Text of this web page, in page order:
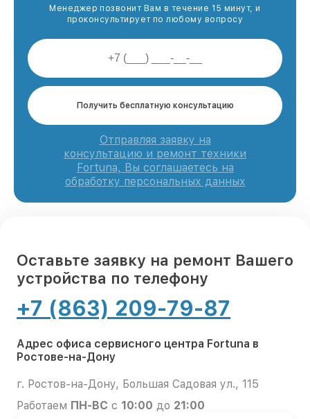
Менеджер позвонит Вам в течение 15 минут, и
проконсультирует по любому вопросу
Получить бесплатную консультацию
Отправляя заявку на
консультацию и ремонт техники
Fortuna, Вы соглашаетесь на
обработку персональных данных
Оставьте заявку на ремонт Вашего
устройства по телефону
+7 (863) 209-79-87
Адрес офиса сервисного центра Fortuna в
Ростове-на-Дону
г. Ростов-на-Дону, Большая Садовая ул., 115
Работаем ПН-ВС с 10:00 до 21:00